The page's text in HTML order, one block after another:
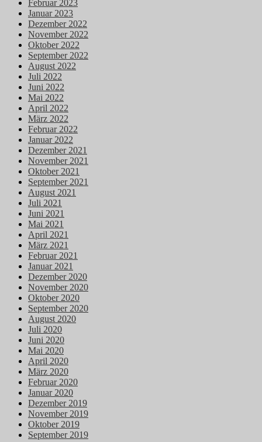
Februar 2023
Januar 2023
Dezember 2022
November 2022
Oktober 2022
September 2022
August 2022
Juli 2022
Juni 2022
Mai 2022
April 2022
März 2022
Februar 2022
Januar 2022
Dezember 2021
November 2021
Oktober 2021
September 2021
August 2021
Juli 2021
Juni 2021
Mai 2021
April 2021
März 2021
Februar 2021
Januar 2021
Dezember 2020
November 2020
Oktober 2020
September 2020
August 2020
Juli 2020
Juni 2020
Mai 2020
April 2020
März 2020
Februar 2020
Januar 2020
Dezember 2019
November 2019
Oktober 2019
September 2019